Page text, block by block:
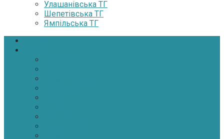
Улашанівська ТГ
Шепетівська ТГ
Ямпільська ТГ